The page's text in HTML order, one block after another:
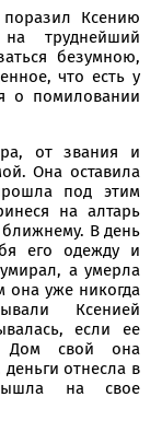
Ксению
труднейший
безумною,
что есть у
о помиловании
от звания и
Она оставила
под этим
на алтарь
В день
его одежду и
а умерла
она уже никогда
Ксенией
если ее
Дом свой она
отнесла в
на свое